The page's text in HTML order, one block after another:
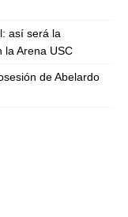
así será la
la Arena USC
de Abelardo